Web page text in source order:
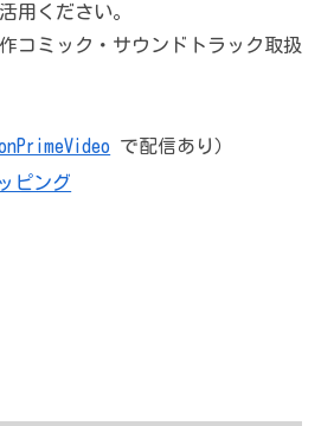
用ください。
コミック・サウンドトラック取扱
で配信あり）
ピング